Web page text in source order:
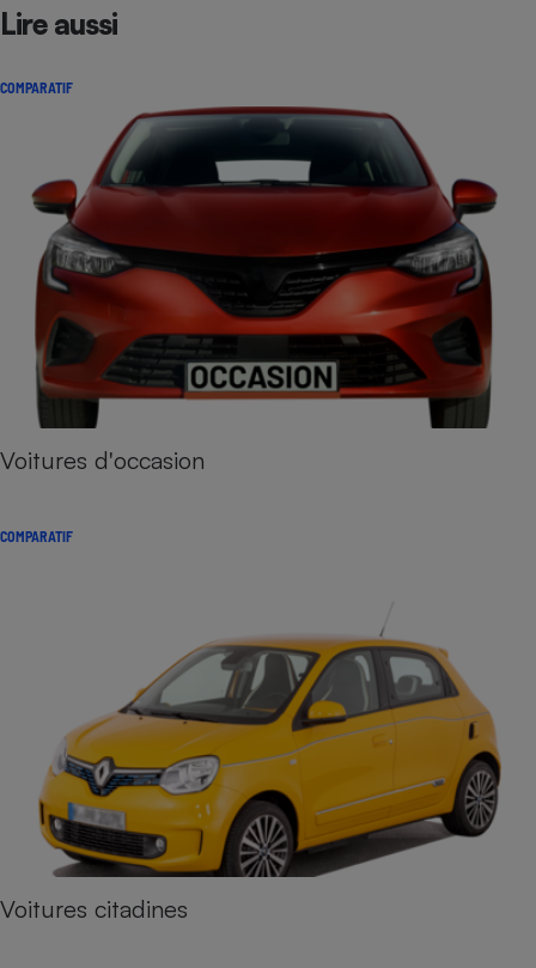
Lire aussi
COMPARATIF
Voitures d'occasion
COMPARATIF
Voitures citadines